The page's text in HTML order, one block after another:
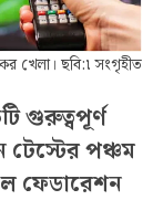
খেলা। ছবি:৷ সংগৃহীত
গুরুত্বপূর্ণ
টেস্টের পঞ্চম
ফেডারেশন